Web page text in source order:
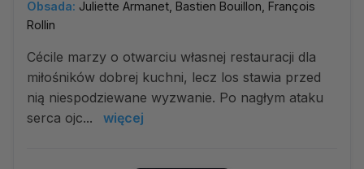
Obsada: Juliette Armanet, Bastien Bouillon, François
Rollin
Cécile marzy o otwarciu własnej restauracji dla
miłośników dobrej kuchni, lecz los stawia przed
nią niespodziewane wyzwanie. Po nagłym ataku
serca ojc...
więcej